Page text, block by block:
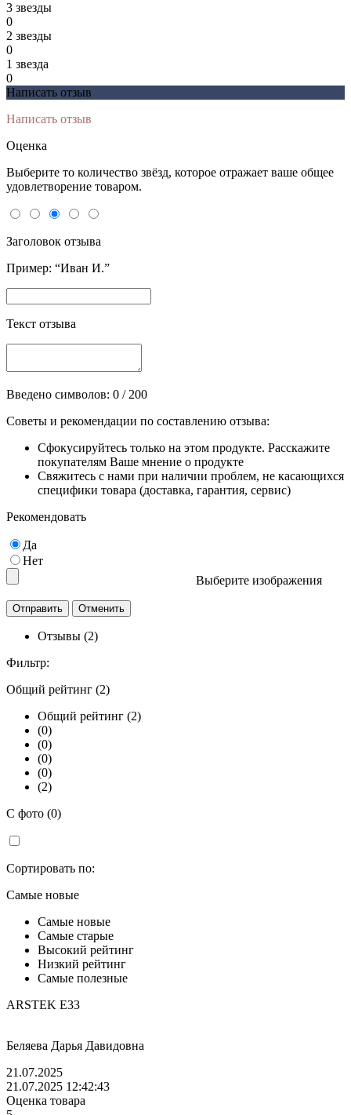
3 звeзды
0
2 звeзды
0
1 звeзда
0
Написать отзыв
Написать отзыв
Оценка
Выберите то количество звёзд, которое отражает ваше общее
удовлетворение товаром.
Заголовок отзыва
Пример: “Иван И.”
Текст отзыва
Введено символов: 0 / 200
Советы и рекомендации по составлению отзыва:
Сфокусируйтесь только на этом продукте. Расскажите
покупателям Ваше мнение о продукте
Свяжитесь с нами при наличии проблем, не касающихся
специфики товара (доставка, гарантия, сервис)
Рекомендовать
Да
Нет
Выберите изображения
Отзывы (2)
Фильтр:
Общий рейтинг (2)
Общий рейтинг (2)
(0)
(0)
(0)
(0)
(2)
С фото (0)
Сортировать по:
Самые новые
Самые новые
Самые старые
Высокий рейтинг
Низкий рейтинг
Самые полезные
ARSTEK E33
Беляева Дарья Давидовна
21.07.2025
21.07.2025 12:42:43
Оценка товара